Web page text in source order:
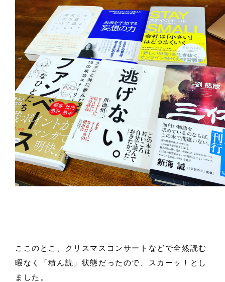
ここのとこ、クリスマスコンサートなどで全然読む
暇なく「積ん読」状態だったので、スカーッ！とし
ました。